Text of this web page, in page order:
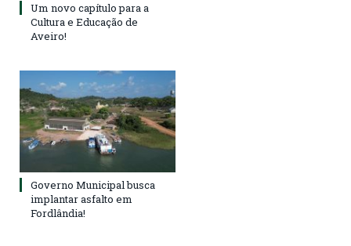
Um novo capítulo para a
Cultura e Educação de
Aveiro!
Governo Municipal busca
implantar asfalto em
Fordlândia!